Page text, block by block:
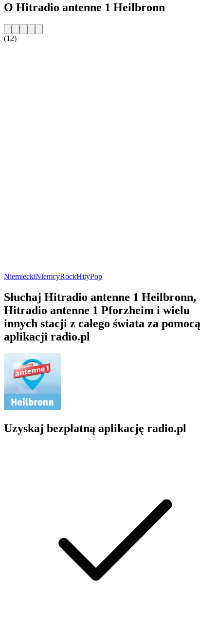
O Hitradio antenne 1 Heilbronn
(12)
NiemieckiNiemcyRockHityPop
Słuchaj Hitradio antenne 1 Heilbronn,
Hitradio antenne 1 Pforzheim i wielu
innych stacji z całego świata za pomocą
aplikacji radio.pl
Uzyskaj bezpłatną aplikację radio.pl